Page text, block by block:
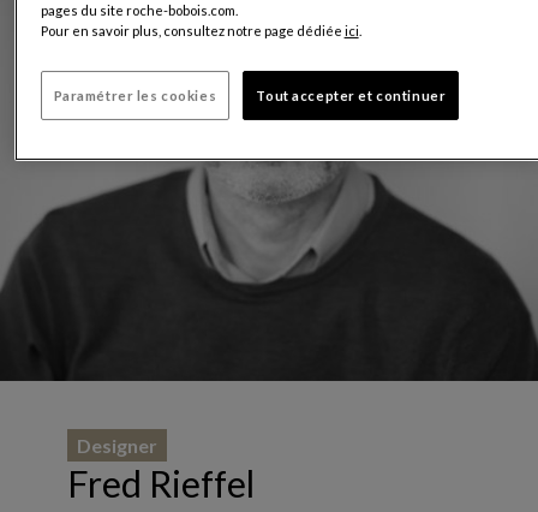
Fred Rieffel
Designer
pages du site roche-bobois.com.
Pour en savoir plus, consultez notre page dédiée ici.
Paramétrer les cookies Tout accepter et continuer